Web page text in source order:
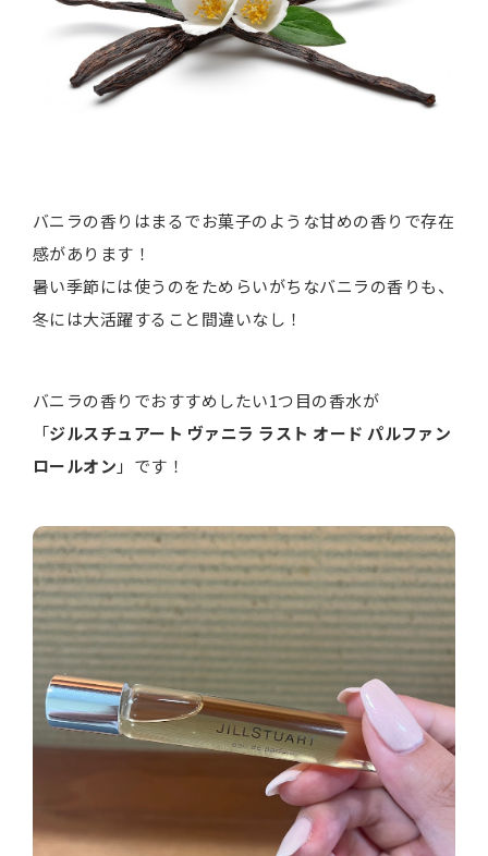
バニラの香りはまるでお菓子のような甘めの香りで存在
感があります！
暑い季節には使うのをためらいがちなバニラの香りも、
冬には大活躍すること間違いなし！
バニラの香りでおすすめしたい1つ目の香水が
「ジルスチュアート ヴァニラ ラスト オード パルファン
ロールオン 」です！